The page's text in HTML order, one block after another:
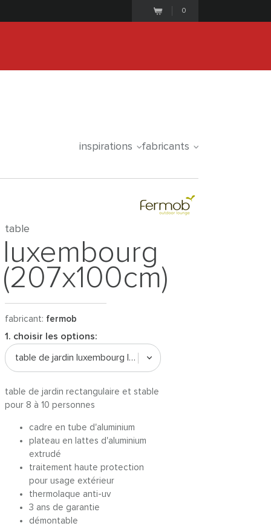
0
inspirations fabricants
table
luxembourg
(207x100cm)
fabricant: fermob
1. choisir les options:
table de jardin luxembourg | bleu maya
table de jardin rectangulaire et stable
pour 8 à 10 personnes
cadre en tube d'aluminium
plateau en lattes d'aluminium
extrudé
traitement haute protection
pour usage extérieur
thermolaque anti-uv
3 ans de garantie
démontable